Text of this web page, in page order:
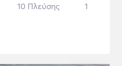
10 Πλεύσης 1